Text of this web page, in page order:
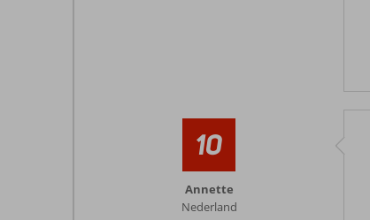
10
Annette
Nederland